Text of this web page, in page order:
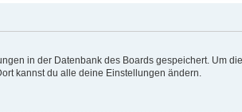
in der Datenbank des Boards gespeichert. Um
kannst du alle deine Einstellungen ändern.